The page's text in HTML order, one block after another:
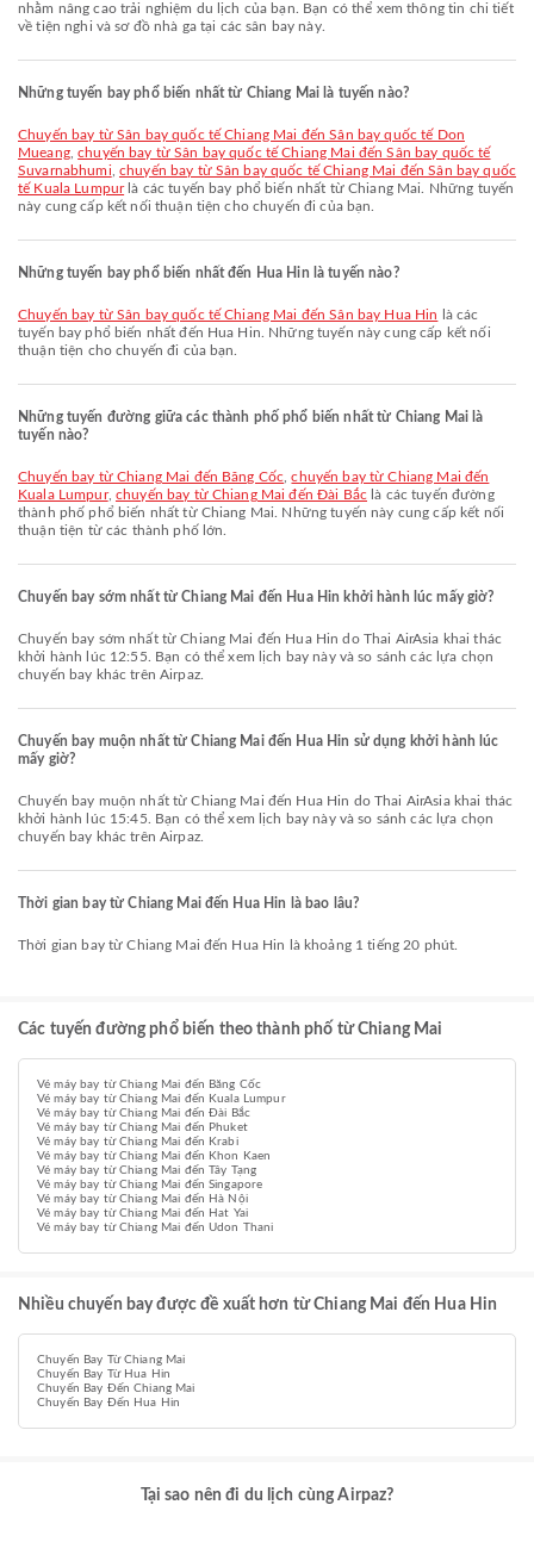
nhằm nâng cao trải nghiệm du lịch của bạn. Bạn có thể xem thông tin chi tiết
về tiện nghi và sơ đồ nhà ga tại các sân bay này.
Những tuyến bay phổ biến nhất từ Chiang Mai là tuyến nào?
chuyến bay từ Sân bay quốc tế Chiang Mai đến Sân bay quốc tế Don
Mueang,chuyến bay từ Sân bay quốc tế Chiang Mai đến Sân bay quốc tế
Suvarnabhumi chuyến bay từ Sân bay quốc tế Chiang Mai đến Sân bay quốc
tế Kuala Lumpurlà các tuyến bay phổ biến nhất từ Chiang Mai. Những tuyến
này cung cấp kết nối thuận tiện cho chuyến đi của bạn.
Những tuyến bay phổ biến nhất đến Hua Hin là tuyến nào?
chuyến bay từ Sân bay quốc tế Chiang Mai đến Sân bay Hua Hin
là các
tuyến bay phổ biến nhất đến Hua Hin. Những tuyến này cung cấp kết nối
thuận tiện cho chuyến đi của bạn.
Những tuyến đường giữa các thành phố phổ biến nhất từ Chiang Mai là
tuyến nào?
chuyến bay từ Chiang Mai đến Băng Cốc ,chuyến bay từ Chiang Mai đến
Kuala Lumpur, chuyến bay từ Chiang Mai đến Đài Bắc là các tuyến đường
thành phố phổ biến nhất từ Chiang Mai. Những tuyến này cung cấp kết nối
thuận tiện từ các thành phố lớn.
Chuyến bay sớm nhất từ Chiang Mai đến Hua Hin khởi hành lúc mấy giờ?
Chuyến bay sớm nhất từ Chiang Mai đến Hua Hin do Thai AirAsia khai thác
khởi hành lúc 12:55. Bạn có thể xem lịch bay này và so sánh các lựa chọn
chuyến bay khác trên Airpaz.
Chuyến bay muộn nhất từ Chiang Mai đến Hua Hin sử dụng khởi hành lúc
mấy giờ?
Chuyến bay muộn nhất từ Chiang Mai đến Hua Hin do Thai AirAsia khai thác
khởi hành lúc 15:45. Bạn có thể xem lịch bay này và so sánh các lựa chọn
chuyến bay khác trên Airpaz.
Thời gian bay từ Chiang Mai đến Hua Hin là bao lâu?
Thời gian bay từ Chiang Mai đến Hua Hin là khoảng 1 tiếng 20 phút.
Các tuyến đường phổ biến theo thành phố từ Chiang Mai
Vé máy bay từ Chiang Mai đến Băng Cốc
Vé máy bay từ Chiang Mai đến Kuala Lumpur
Vé máy bay từ Chiang Mai đến Đài Bắc
Vé máy bay từ Chiang Mai đến Phuket
Vé máy bay từ Chiang Mai đến Krabi
Vé máy bay từ Chiang Mai đến Khon Kaen
Vé máy bay từ Chiang Mai đến Tây Tạng
Vé máy bay từ Chiang Mai đến Singapore
Vé máy bay từ Chiang Mai đến Hà Nội
Vé máy bay từ Chiang Mai đến Hat Yai
Vé máy bay từ Chiang Mai đến Udon Thani
Nhiều chuyến bay được đề xuất hơn từ Chiang Mai đến Hua Hin
Chuyến Bay Từ Chiang Mai
Chuyến Bay Từ Hua Hin
Chuyến Bay Đến Chiang Mai
Chuyến Bay Đến Hua Hin
Tại sao nên đi du lịch cùng Airpaz?